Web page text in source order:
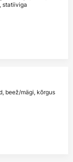
statiiviga
beež/mägi, kõrgus